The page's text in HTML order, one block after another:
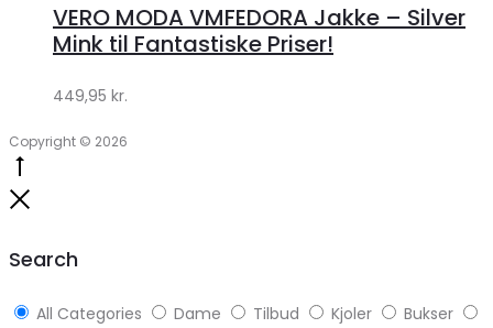
Klædeskabet.dk
VERO MODA VMFEDORA Jakke – Silver
Mink til Fantastiske Priser!
449,95 kr.
Copyright © 2026
Search
All Categories Dame Tilbud Kjoler
Bukser